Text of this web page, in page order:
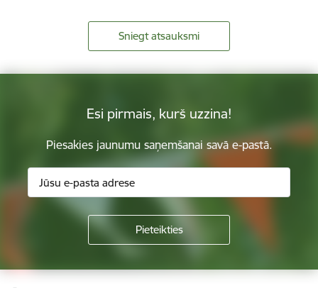
Sniegt atsauksmi
Esi pirmais, kurš uzzina!
Piesakies jaunumu saņemšanai savā e-pastā.
Kājene